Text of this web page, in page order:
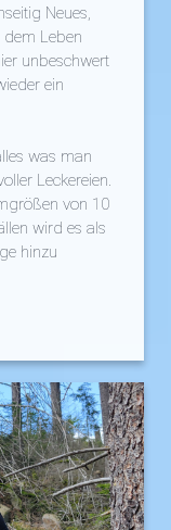
Neues,
Leben
unbeschwert
ein
was man
Leckereien.
von 10
wird es als
hinzu